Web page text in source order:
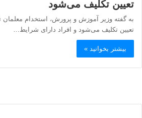
تعیین تکلیف می‌شود
به گفته وزیر آموزش و پرورش، استخدام معلمان
تعیین تکلیف می‌شود و افراد دارای شرایط…
بیشتر بخوانید »